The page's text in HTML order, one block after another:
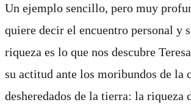
Un ejemplo sencillo, pero muy
quiere decir el encuentro personal y
riqueza es lo que nos descubre
su actitud ante los moribundos de la
desheredados de la tierra: la riqueza